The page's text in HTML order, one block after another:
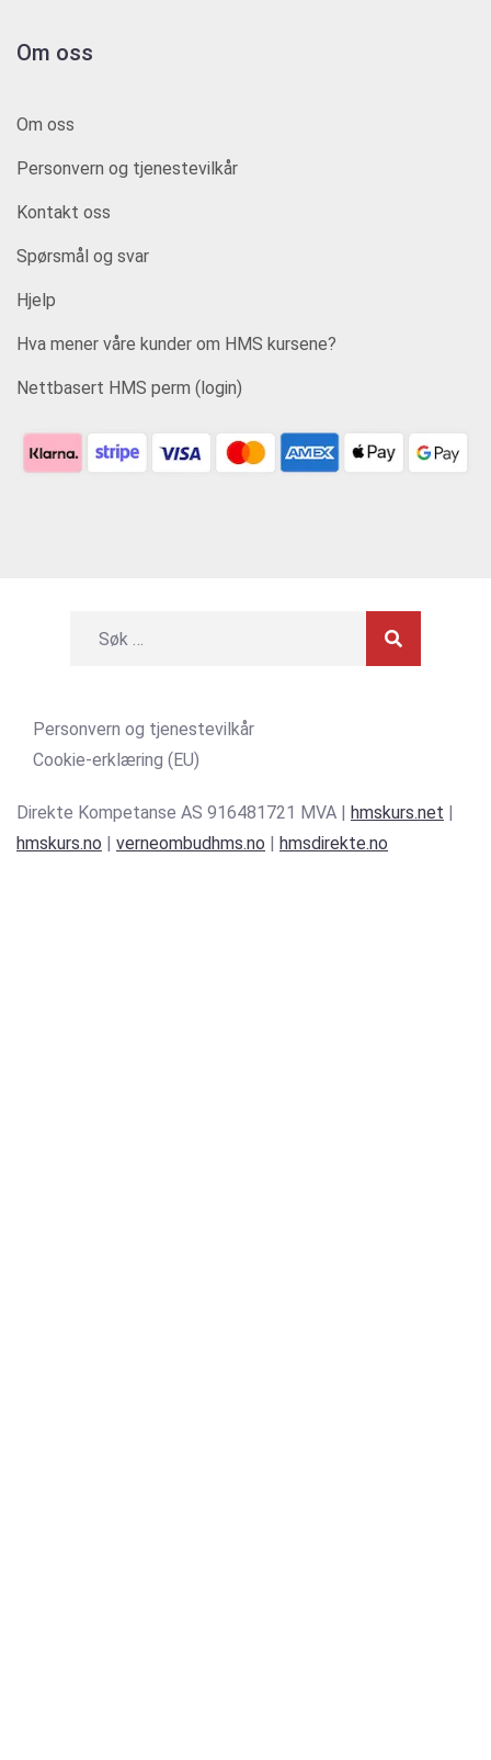
Om oss
Om oss
Personvern og tjenestevilkår
Kontakt oss
Spørsmål og svar
Hjelp
Hva mener våre kunder om HMS kursene?
Nettbasert HMS perm (login)
Personvern og tjenestevilkår
Cookie-erklæring (EU)
Direkte Kompetanse AS 916481721 MVA | hmskurs.net
hmskurs.no
verneombudhms.no hmsdirekte.no